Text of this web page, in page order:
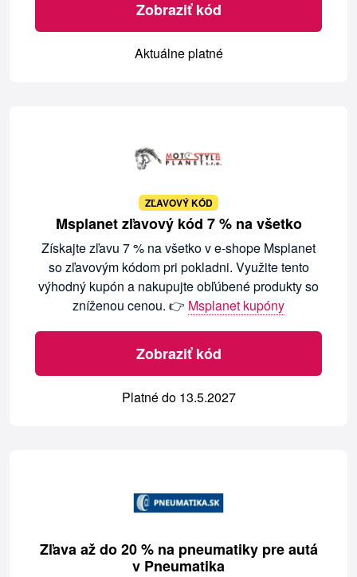
Zobraziť kód
Aktuálne platné
ZĽAVOVÝ KÓD
Msplanet zľavový kód 7 % na všetko
Získajte zľavu 7 % na všetko v e-shope Msplanet
so zľavovým kódom pri pokladni. Využite tento
výhodný kupón a nakupujte obľúbené produkty so
zníženou cenou. 👉 Msplanet kupóny
Zobraziť kód
Platné do 13.5.2027
Zľava až do 20 % na pneumatiky pre autá
v Pneumatika